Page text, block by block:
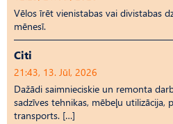
Vēlos īrēt vienistabas vai divistabas
mēnesī.
Citi
21:43, 13. Jūl, 2026
Dažādi saimnieciskie un remonta
sadzīves tehnikas, mēbeļu utilizācija,
transports. […]